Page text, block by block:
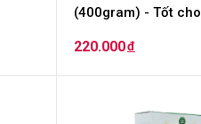
(400gram) - Tốt cho
220.000đ